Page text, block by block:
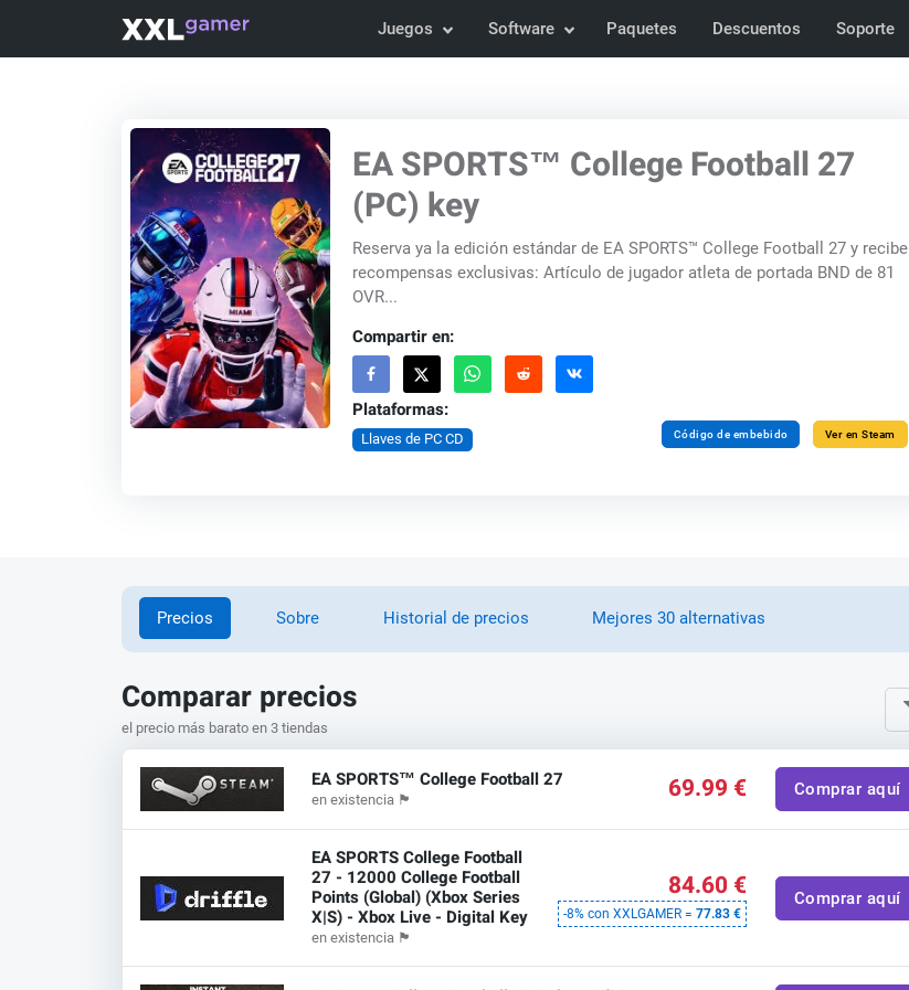
Juegos Software Paquetes Descuentos Soporte
EA SPORTS™ College Football 27
(PC) key
Reserva ya la edición estándar de EA SPORTS™ College Football 27 y recibe
recompensas exclusivas: Artículo de jugador atleta de portada BND de 81
OVR...
Compartir en:
Plataformas:
Llaves de PC CD Código de embebido Ver en Steam
Precios Sobre Historial de precios Mejores 30 alternativas
Comparar precios
el precio más barato en 3 tiendas
EA SPORTS™ College Football 27
en existencia 🏴 69.99 € Comprar aquí
EA SPORTS College Football
27 - 12000 College Football
Points (Global) (Xbox Series
X|S) - Xbox Live - Digital Key
en existencia 🏴
84.60 €
-8% con XXLGAMER = 77.83 €
Comprar aquí